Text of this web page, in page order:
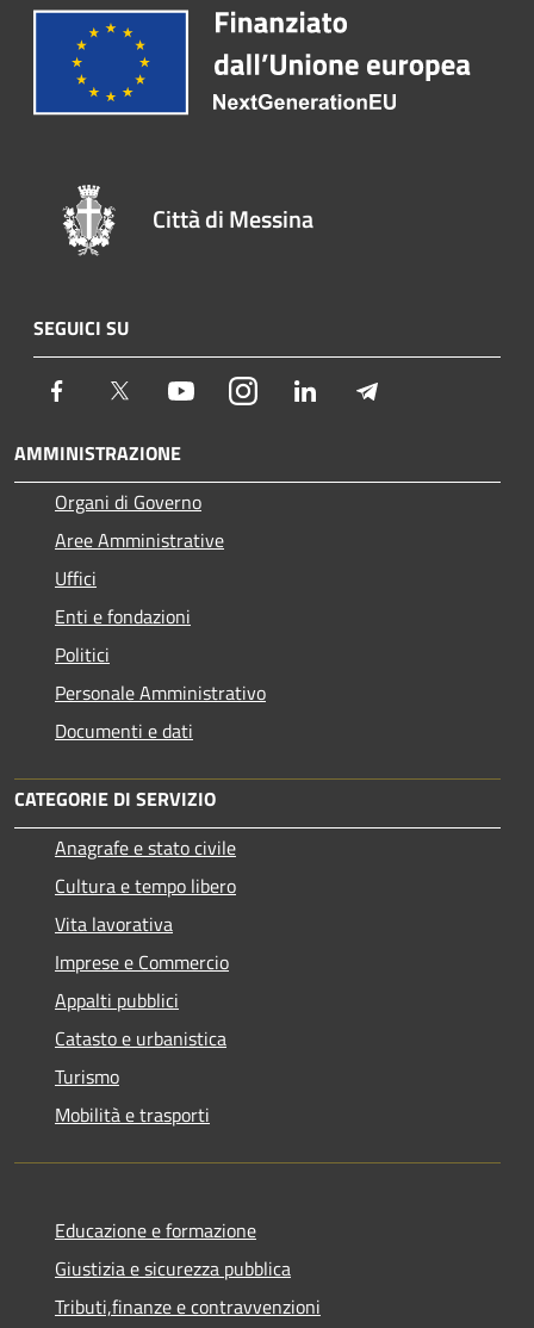
Città di Messina
SEGUICI SU
Facebook Twitter YoutubeInstagram LinkedIn
AMMINISTRAZIONE
Organi di Governo
Aree Amministrative
Uffici
Enti e fondazioni
Politici
Personale Amministrativo
Documenti e dati
CATEGORIE DI SERVIZIO
Anagrafe e stato civile
Cultura e tempo libero
Vita lavorativa
Imprese e Commercio
Appalti pubblici
Catasto e urbanistica
Turismo
Mobilità e trasporti
Educazione e formazione
Giustizia e sicurezza pubblica
Tributi,finanze e contravvenzioni